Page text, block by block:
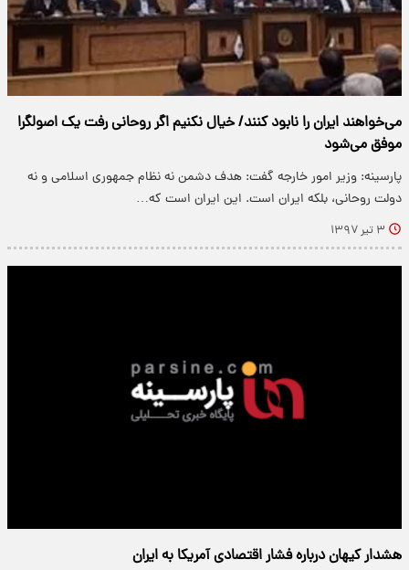
می‌خواهند ایران را نابود کنند/ خیال نکنیم اگر روحانی رفت یک اصولگرا
موفق می‌شود
پارسینه: وزیر امور خارجه گفت: هدف دشمن نه نظام جمهوری اسلامی و نه
دولت روحانی، بلکه ایران است. این ایران است که…
۳ تیر ۱۳۹۷
هشدار کیهان درباره فشار اقتصادی آمریکا به ایران